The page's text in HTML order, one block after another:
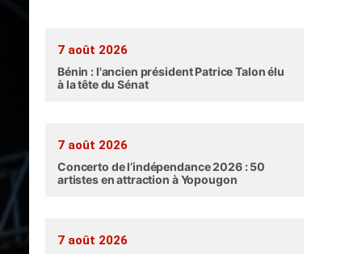
7 août 2026
Bénin : l'ancien président Patrice Talon élu
à la tête du Sénat
7 août 2026
Concerto de l’indépendance 2026 : 50
artistes en attraction à Yopougon
7 août 2026